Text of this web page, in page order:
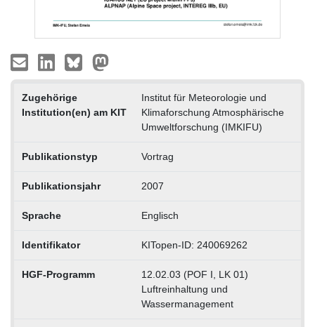
Zugehörige
Institution(en) am KIT
Institut für Meteorologie und
Klimaforschung Atmosphärische
Umweltforschung (IMKIFU)
Publikationstyp Vortrag
Publikationsjahr 2007
Sprache Englisch
Identifikator KITopen-ID: 240069262
HGF-Programm
12.02.03 (POF I, LK 01)
Luftreinhaltung und
Wassermanagement